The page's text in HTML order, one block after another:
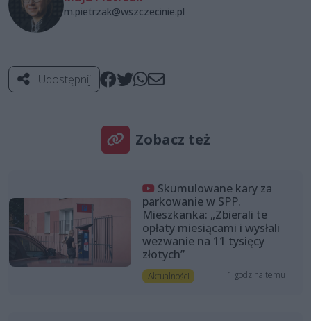
m.pietrzak@wszczecinie.pl
Udostępnij
Zobacz też
Skumulowane kary za
parkowanie w SPP.
Mieszkanka: „Zbierali te
opłaty miesiącami i wysłali
wezwanie na 11 tysięcy
złotych”
Aktualności 1 godzina temu